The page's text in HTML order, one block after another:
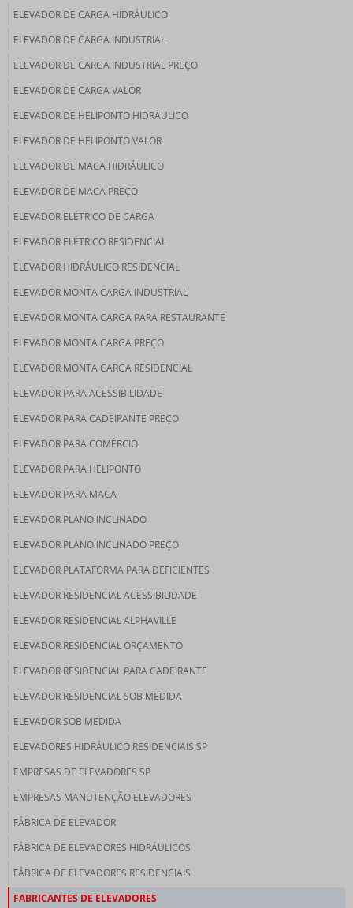
ELEVADOR DE CARGA HIDRÁULICO
ELEVADOR DE CARGA INDUSTRIAL
ELEVADOR DE CARGA INDUSTRIAL PREÇO
ELEVADOR DE CARGA VALOR
ELEVADOR DE HELIPONTO HIDRÁULICO
ELEVADOR DE HELIPONTO VALOR
ELEVADOR DE MACA HIDRÁULICO
ELEVADOR DE MACA PREÇO
ELEVADOR ELÉTRICO DE CARGA
ELEVADOR ELÉTRICO RESIDENCIAL
ELEVADOR HIDRÁULICO RESIDENCIAL
ELEVADOR MONTA CARGA INDUSTRIAL
ELEVADOR MONTA CARGA PARA RESTAURANTE
ELEVADOR MONTA CARGA PREÇO
ELEVADOR MONTA CARGA RESIDENCIAL
ELEVADOR PARA ACESSIBILIDADE
ELEVADOR PARA CADEIRANTE PREÇO
ELEVADOR PARA COMÉRCIO
ELEVADOR PARA HELIPONTO
ELEVADOR PARA MACA
ELEVADOR PLANO INCLINADO
ELEVADOR PLANO INCLINADO PREÇO
ELEVADOR PLATAFORMA PARA DEFICIENTES
ELEVADOR RESIDENCIAL ACESSIBILIDADE
ELEVADOR RESIDENCIAL ALPHAVILLE
ELEVADOR RESIDENCIAL ORÇAMENTO
ELEVADOR RESIDENCIAL PARA CADEIRANTE
ELEVADOR RESIDENCIAL SOB MEDIDA
ELEVADOR SOB MEDIDA
ELEVADORES HIDRÁULICO RESIDENCIAIS SP
EMPRESAS DE ELEVADORES SP
EMPRESAS MANUTENÇÃO ELEVADORES
FÁBRICA DE ELEVADOR
FÁBRICA DE ELEVADORES HIDRÁULICOS
FÁBRICA DE ELEVADORES RESIDENCIAIS
FABRICANTES DE ELEVADORES